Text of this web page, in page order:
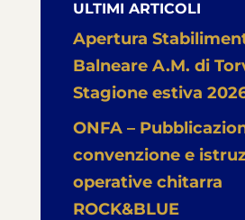
ULTIMI ARTICOLI
Apertura
Balneare A.M. di
Stagione estiva
ONFA –
convenzione e
operative chitarra
ROCK&BLUE